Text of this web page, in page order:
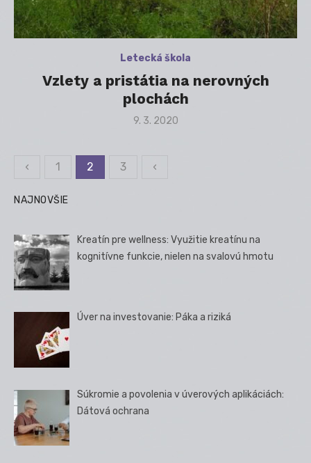
Letecká škola
Vzlety a pristátia na nerovných
plochách
Posted
9. 3. 2020
Stránkovanie
príspevkov
‹ 1 2 3 ‹
NAJNOVŠIE
Kreatín pre wellness: Využitie kreatínu na
kognitívne funkcie, nielen na svalovú hmotu
Úver na investovanie: Páka a riziká
Súkromie a povolenia v úverových aplikáciách:
Dátová ochrana